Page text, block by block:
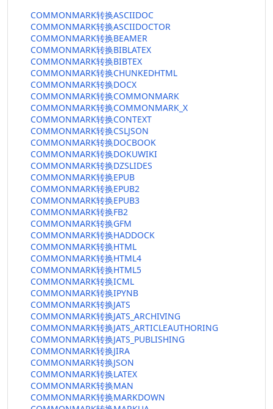
COMMONMARK转换ASCIIDOC
COMMONMARK转换ASCIIDOCTOR
COMMONMARK转换BEAMER
COMMONMARK转换BIBLATEX
COMMONMARK转换BIBTEX
COMMONMARK转换CHUNKEDHTML
COMMONMARK转换DOCX
COMMONMARK转换COMMONMARK
COMMONMARK转换COMMONMARK_X
COMMONMARK转换CONTEXT
COMMONMARK转换CSLJSON
COMMONMARK转换DOCBOOK
COMMONMARK转换DOKUWIKI
COMMONMARK转换DZSLIDES
COMMONMARK转换EPUB
COMMONMARK转换EPUB2
COMMONMARK转换EPUB3
COMMONMARK转换FB2
COMMONMARK转换GFM
COMMONMARK转换HADDOCK
COMMONMARK转换HTML
COMMONMARK转换HTML4
COMMONMARK转换HTML5
COMMONMARK转换ICML
COMMONMARK转换IPYNB
COMMONMARK转换JATS
COMMONMARK转换JATS_ARCHIVING
COMMONMARK转换JATS_ARTICLEAUTHORING
COMMONMARK转换JATS_PUBLISHING
COMMONMARK转换JIRA
COMMONMARK转换JSON
COMMONMARK转换LATEX
COMMONMARK转换MAN
COMMONMARK转换MARKDOWN